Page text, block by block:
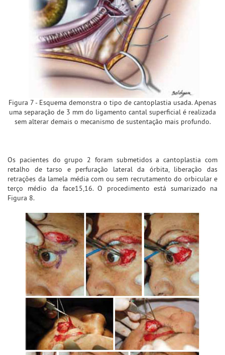
Figura 7 - Esquema demonstra o tipo de cantoplastia usada. Apenas
uma separação de 3 mm do ligamento cantal superficial é realizada
sem alterar demais o mecanismo de sustentação mais profundo.
Os pacientes do grupo 2 foram submetidos a cantoplastia com
retalho de tarso e perfuração lateral da órbita, liberação das
retrações da lamela média com ou sem recrutamento do orbicular e
terço médio da face15,16. O procedimento está sumarizado na
Figura 8.